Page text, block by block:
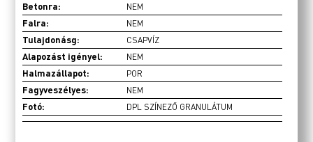
Betonra: NEM
Falra: NEM
Tulajdonásg: CSAPVÍZ
Alapozást igényel: NEM
Halmazállapot: POR
Fagyveszélyes: NEM
Fotó: DPL SZÍNEZŐ GRANULÁTUM